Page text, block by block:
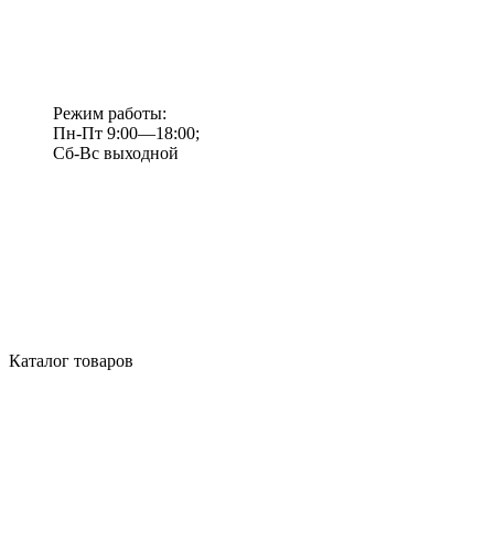
Режим работы:
Пн-Пт 9:00—18:00;
Сб-Вс выходной
Каталог товаров